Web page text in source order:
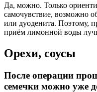
Да, можно. Только
самочувствие, возможно
или дуоденита. Поэтому,
приём лимонной воды
Орехи, соусы
После операции
семечки можно уже